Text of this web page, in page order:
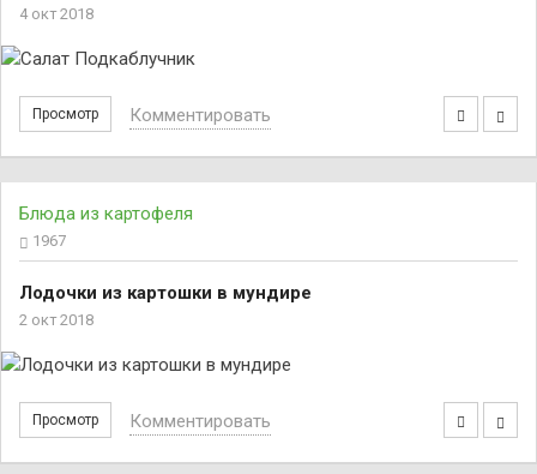
4 окт 2018
Просмотр Комментировать
Блюда из картофеля
1967
Лодочки из картошки в мундире
2 окт 2018
Просмотр Комментировать